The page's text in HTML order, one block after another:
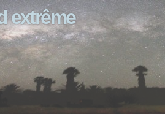
extrême